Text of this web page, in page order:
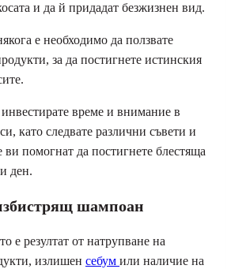
и да й придадат безжизнен вид.
е необходимо да ползвате
за да постигнете истинския
време и внимание в
като следвате различни съвети и
помогнат да постигнете блестяща
ден.
шампоан
е резултат от натрупване на
излишен себум или наличие на